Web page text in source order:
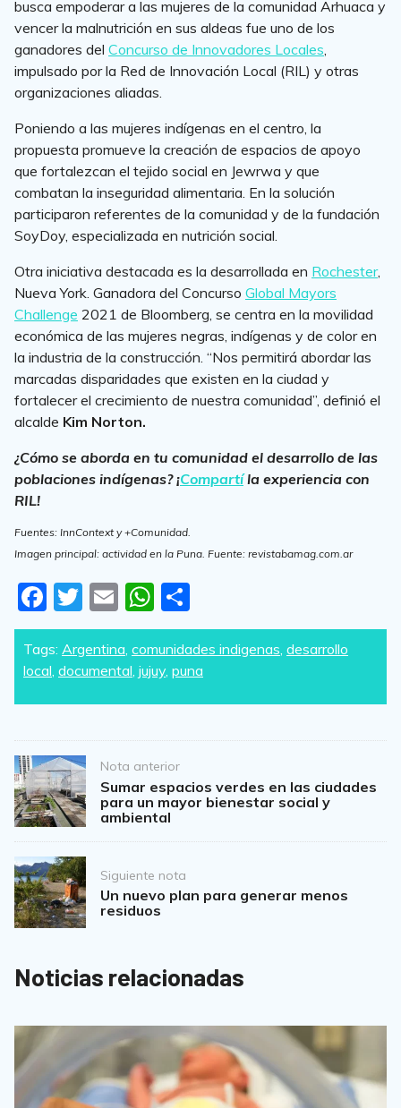
busca empoderar a las mujeres de la comunidad Arhuaca y
vencer la malnutrición en sus aldeas fue uno de los
ganadores del Concurso de Innovadores Locales,
impulsado por la Red de Innovación Local (RIL) y otras
organizaciones aliadas.
Poniendo a las mujeres indígenas en el centro, la
propuesta promueve la creación de espacios de apoyo
que fortalezcan el tejido social en Jewrwa y que
combatan la inseguridad alimentaria. En la solución
participaron referentes de la comunidad y de la fundación
SoyDoy, especializada en nutrición social.
Otra iniciativa destacada es la desarrollada en Rochester,
Nueva York. Ganadora del Concurso Global Mayors
Challenge 2021 de Bloomberg, se centra en la movilidad
económica de las mujeres negras, indígenas y de color en
la industria de la construcción. “Nos permitirá abordar las
marcadas disparidades que existen en la ciudad y
fortalecer el crecimiento de nuestra comunidad”, definió el
alcalde Kim Norton.
¿Cómo se aborda en tu comunidad el desarrollo de las
poblaciones indígenas? ¡Compartíla experiencia con
RIL!
Fuentes: InnContext y +Comunidad.
Imagen principal: actividad en la Puna. Fuente: revistabamag.com.ar
F
a
c
e
b
o
o
k
T
w
itt
er
E
m
ai
l
W
h
at
s
A
p
p
h
ar
e
Tags: Argentina, comunidades indigenas, desarrollo
local, documental, jujuy, puna
Post
navigation
Nota anterior
Sumar espacios verdes en las ciudades
para un mayor bienestar social y
ambiental
Siguiente nota
Un nuevo plan para generar menos
residuos
Noticias relacionadas